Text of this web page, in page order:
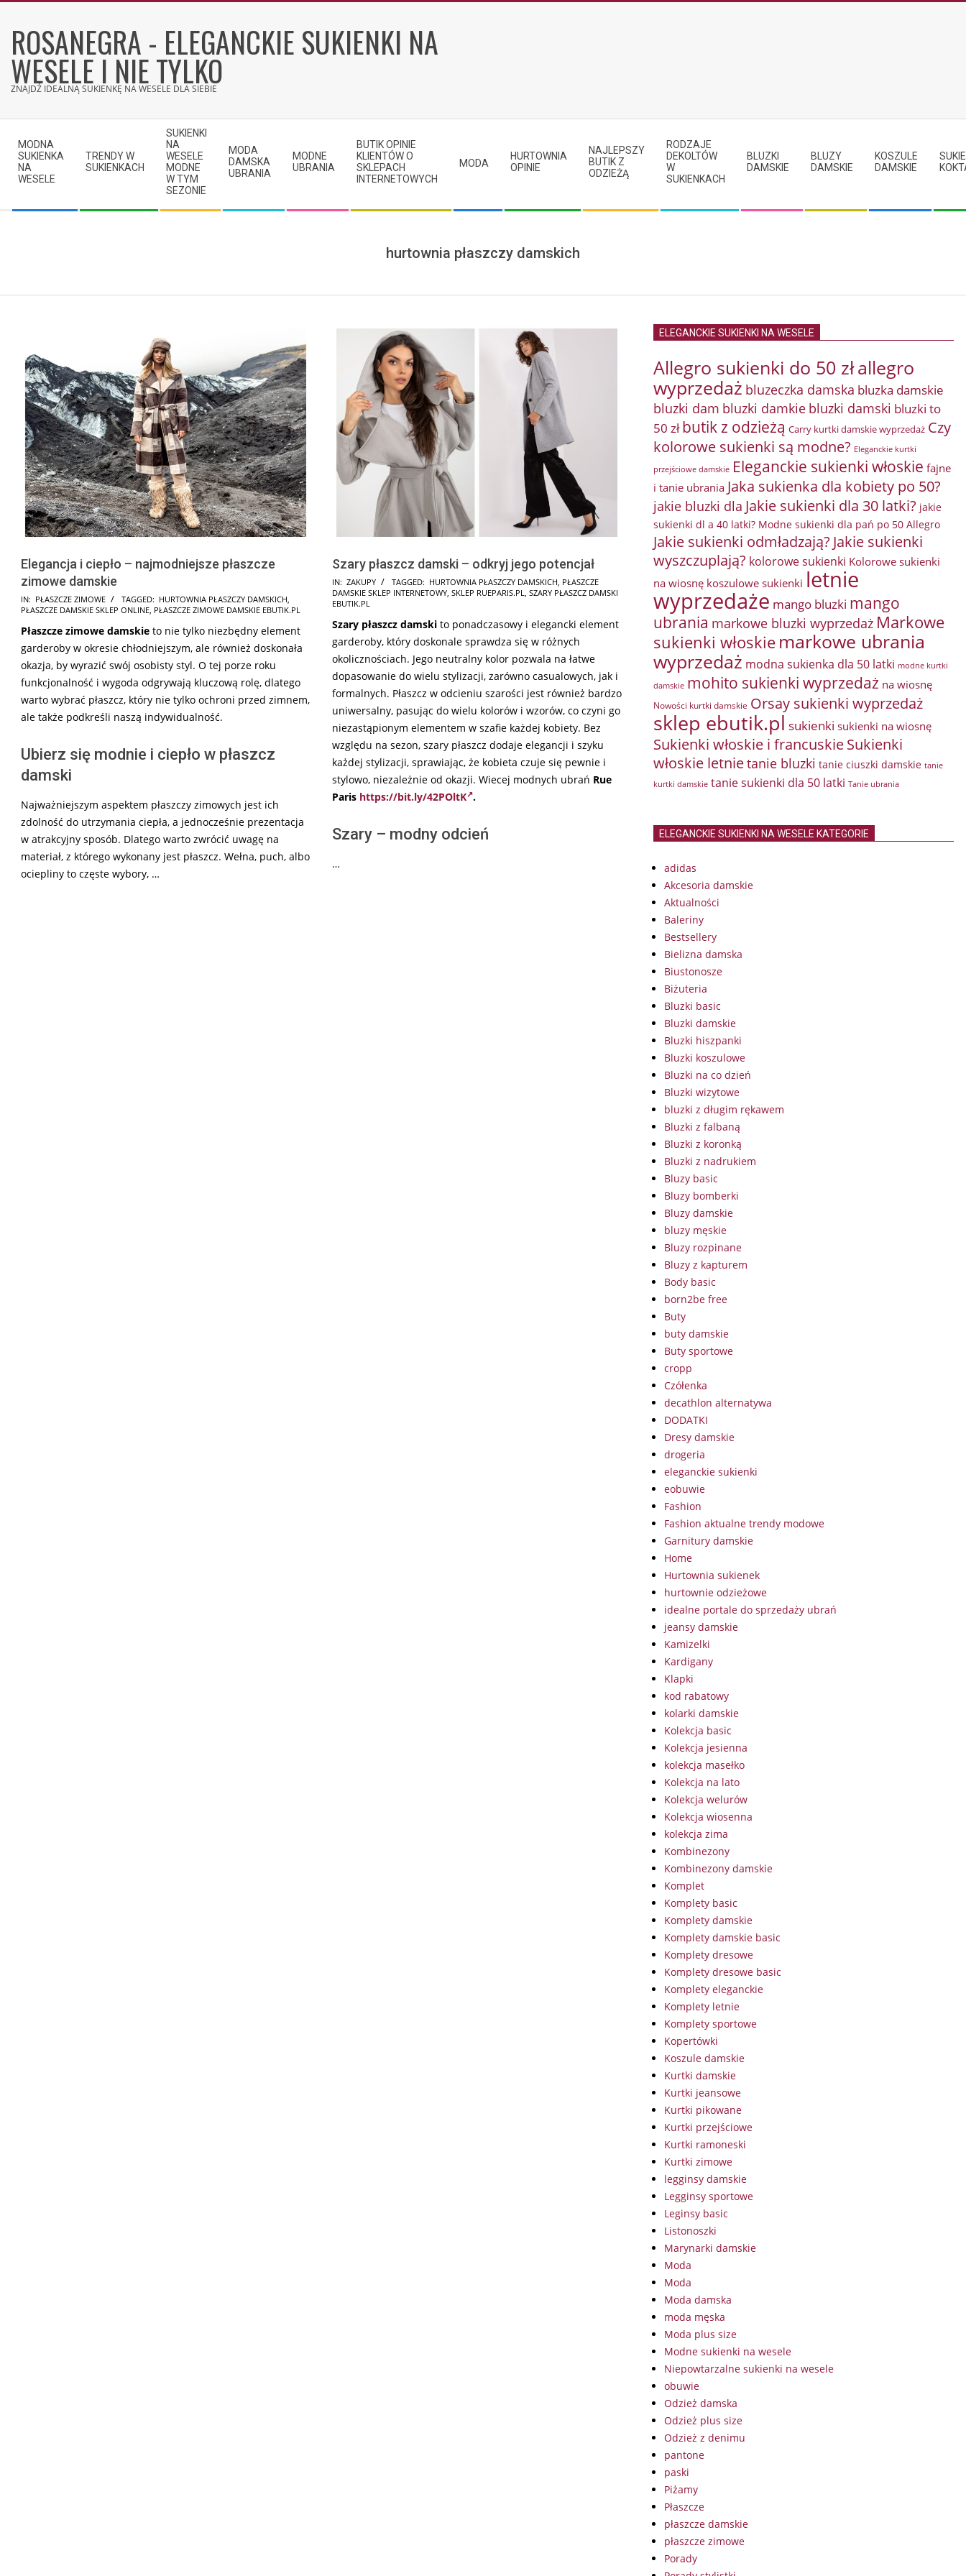
contentROSANEGRA - ELEGANCKIE SUKIENKI NA
WESELE I NIE TYLKO
ZNAJDŹ IDEALNĄ SUKIENKĘ NA WESELE DLA SIEBIE
Navigation
Menu
MODNA
SUKIENKA
NA
WESELE
TRENDY W
SUKIENKACH
SUKIENKI
NA
WESELE
MODNE
W TYM
SEZONIE
MODA
DAMSKA
UBRANIA
MODNE
UBRANIA
BUTIK OPINIE
KLIENTÓW O
SKLEPACH
INTERNETOWYCH
MODA
HURTOWNIA
OPINIE
NAJLEPSZY
BUTIK Z
ODZIEŻĄ
RODZAJE
DEKOLTÓW
W
SUKIENKACH
BLUZKI
DAMSKIE
BLUZY
DAMSKIE
KOSZULE
DAMSKIE
hurtownia płaszczy damskich
Elegancja i ciepło – najmodniejsze płaszcze
zimowe damskie
2025-
09-
28
IN: PŁASZCZE ZIMOWE TAGGED: HURTOWNIA PŁASZCZY DAMSKICH,
PŁASZCZE DAMSKIE SKLEP ONLINE, PŁASZCZE ZIMOWE DAMSKIE EBUTIK.PL
Płaszcze zimowe damskie to nie tylko niezbędny element
garderoby w okresie chłodniejszym, ale również doskonała
okazja, by wyrazić swój osobisty styl. O tej porze roku
funkcjonalność i wygoda odgrywają kluczową rolę, dlatego
warto wybrać płaszcz, który nie tylko ochroni przed zimnem,
ale także podkreśli naszą indywidualność.
Ubierz się modnie i ciepło w płaszcz
damski
Najważniejszym aspektem płaszczy zimowych jest ich
zdolność do utrzymania ciepła, a jednocześnie prezentacja
w atrakcyjny sposób. Dlatego warto zwrócić uwagę na
materiał, z którego wykonany jest płaszcz. Wełna, puch, albo
ociepliny to częste wybory, …
Szary płaszcz damski – odkryj jego potencjał
2025-
09-
IN: ZAKUPY TAGGED: HURTOWNIA PŁASZCZY DAMSKICH, PŁASZCZE
DAMSKIE SKLEP INTERNETOWY, SKLEP RUEPARIS.PL, SZARY PŁASZCZ DAMSKI
EBUTIK.PL
Szary płaszcz damski to ponadczasowy i elegancki element
garderoby, który doskonale sprawdza się w różnych
okolicznościach. Jego neutralny kolor pozwala na łatwe
dopasowanie do wielu stylizacji, zarówno casualowych, jak i
formalnych. Płaszcz w odcieniu szarości jest również bardzo
uniwersalny, pasując do wielu kolorów i wzorów, co czyni go
niezastąpionym elementem w szafie każdej kobiety. Bez
względu na sezon, szary płaszcz dodaje elegancji i szyku
każdej stylizacji, sprawiając, że kobieta czuje się pewnie i
stylowo, niezależnie od okazji. Wiecej modnych ubrań Rue
Paris https://bit.ly/42POltK .
Szary – modny odcień
…
ELEGANCKIE SUKIENKI NA WESELE
Allegro sukienki do 50 złallegro
wyprzedaż bluzeczka damska bluzka damskie
bluzki dam bluzki damkie bluzki damski bluzki to
50 zł butik z odzieżą Carry kurtki damskie wyprzedaż Czy
kolorowe sukienki są modne? Eleganckie kurtki
przejściowe damskie Eleganckie sukienki włoskie fajne
i tanie ubrania Jaka sukienka dla kobiety po 50?
jakie bluzki dla Jakie sukienki dla 30 latki? jakie
sukienki dl a 40 latki? Modne sukienki dla pań po 50 Allegro
Jakie sukienki odmładzają? Jakie sukienki
wyszczuplają? kolorowe sukienki Kolorowe sukienki
na wiosnę koszulowe sukienki letnie
wyprzedaże mango bluzki mango
ubrania markowe bluzki wyprzedaż Markowe
sukienki włoskie markowe ubrania
wyprzedaż modna sukienka dla 50 latki modne kurtki
damskie mohito sukienki wyprzedaż na wiosnę
Nowości kurtki damskie Orsay sukienki wyprzedaż
sklep ebutik.pl sukienki sukienki na wiosnę
Sukienki włoskie i francuskieSukienki
włoskie letnietanie bluzki tanie ciuszki damskie tanie
kurtki damskie tanie sukienki dla 50 latki Tanie ubrania
ELEGANCKIE SUKIENKI NA WESELE KATEGORIE
adidas
Akcesoria damskie
Aktualności
Baleriny
Bestsellery
Bielizna damska
Biustonosze
Biżuteria
Bluzki basic
Bluzki damskie
Bluzki hiszpanki
Bluzki koszulowe
Bluzki na co dzień
Bluzki wizytowe
bluzki z długim rękawem
Bluzki z falbaną
Bluzki z koronką
Bluzki z nadrukiem
Bluzy basic
Bluzy bomberki
Bluzy damskie
bluzy męskie
Bluzy rozpinane
Bluzy z kapturem
Body basic
born2be free
Buty
buty damskie
Buty sportowe
cropp
Czółenka
decathlon alternatywa
DODATKI
Dresy damskie
drogeria
eleganckie sukienki
eobuwie
Fashion
Fashion aktualne trendy modowe
Garnitury damskie
Home
Hurtownia sukienek
hurtownie odzieżowe
idealne portale do sprzedaży ubrań
jeansy damskie
Kamizelki
Kardigany
Klapki
kod rabatowy
kolarki damskie
Kolekcja basic
Kolekcja jesienna
kolekcja masełko
Kolekcja na lato
Kolekcja welurów
Kolekcja wiosenna
kolekcja zima
Kombinezony
Kombinezony damskie
Komplet
Komplety basic
Komplety damskie
Komplety damskie basic
Komplety dresowe
Komplety dresowe basic
Komplety eleganckie
Komplety letnie
Komplety sportowe
Kopertówki
Koszule damskie
Kurtki damskie
Kurtki jeansowe
Kurtki pikowane
Kurtki przejściowe
Kurtki ramoneski
Kurtki zimowe
legginsy damskie
Legginsy sportowe
Leginsy basic
Listonoszki
Marynarki damskie
Moda
Moda
Moda damska
moda męska
Moda plus size
Modne sukienki na wesele
Niepowtarzalne sukienki na wesele
obuwie
Odzież damska
Odzież plus size
Odzież z denimu
pantone
paski
Piżamy
Płaszcze
płaszcze damskie
płaszcze zimowe
Porady